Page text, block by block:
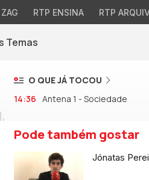
RTP ENSINA RTP
Temas
O QUE JÁ TOCOU
14:36 Antena 1 - Sociedade
Pode também gostar
Jónatas